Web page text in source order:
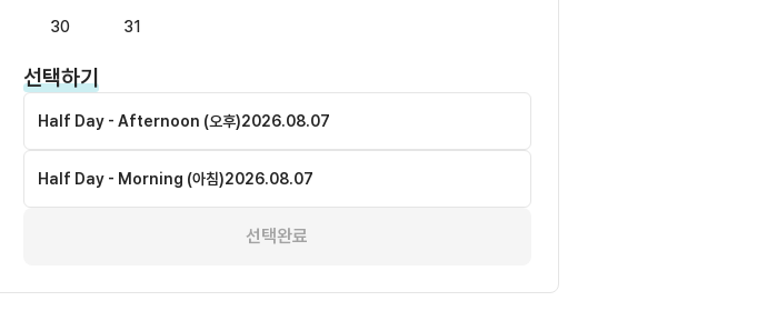
30 31
선택하기
Half Day - Afternoon (오후)2026.08.07
Half Day - Morning (아침)2026.08.07
선택완료